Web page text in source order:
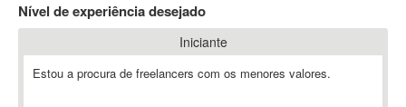
802.11
A-GPS
Nível de experiência desejado
Iniciante
Estou a procura de freelancers com os menores valores.